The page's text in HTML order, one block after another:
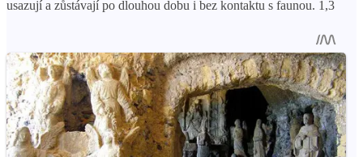
usazují a zůstávají po dlouhou dobu i bez kontaktu s faunou. 1,3